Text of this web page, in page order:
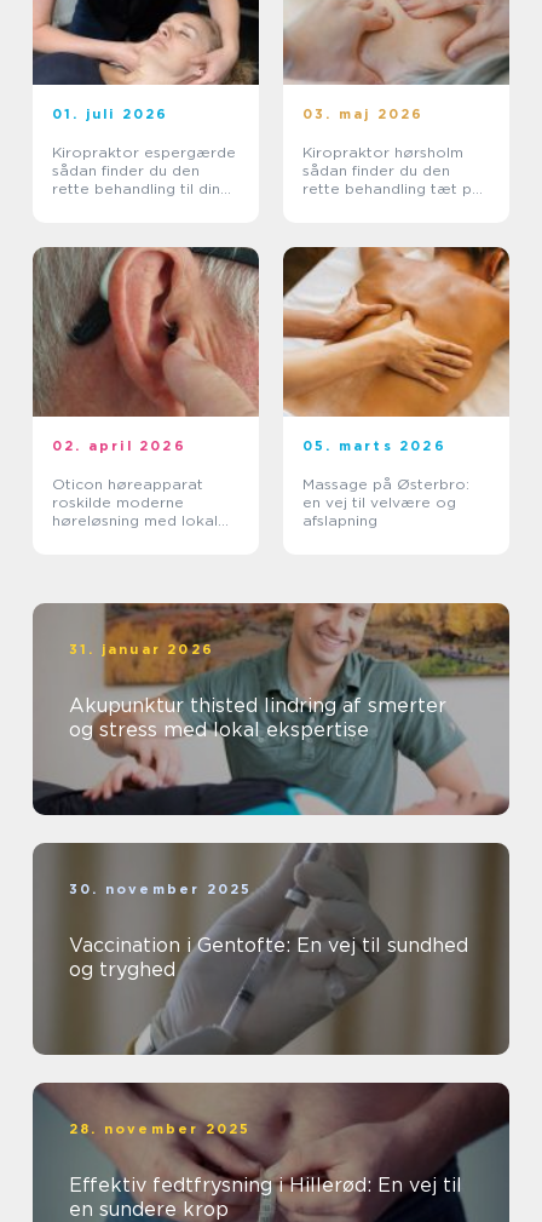
01. juli 2026
Kiropraktor espergærde
sådan finder du den
rette behandling til dine
03. maj 2026
Kiropraktor hørsholm
sådan finder du den
rette behandling tæt på
02. april 2026
Oticon høreapparat
roskilde moderne
høreløsning med lokal
05. marts 2026
Massage på Østerbro:
en vej til velvære og
afslapning
31. januar 2026
Akupunktur thisted lindring af smerter
og stress med lokal ekspertise
30. november 2025
Vaccination i Gentofte: En vej til sundhed
og tryghed
28. november 2025
Effektiv fedtfrysning i Hillerød: En vej til
en sundere krop